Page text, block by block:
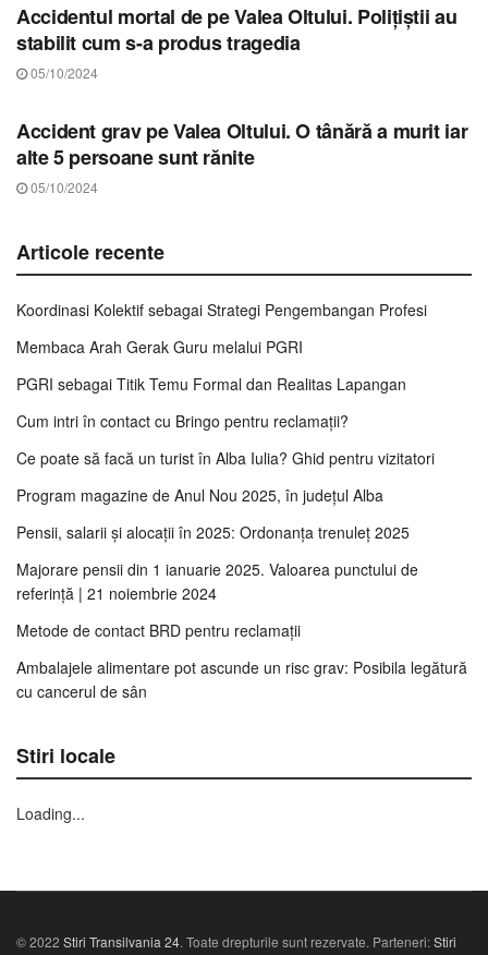
Accidentul mortal de pe Valea Oltului. Polițiștii au
stabilit cum s-a produs tragedia
05/10/2024
Accident grav pe Valea Oltului. O tânără a murit iar
alte 5 persoane sunt rănite
05/10/2024
Articole recente
Koordinasi Kolektif sebagai Strategi Pengembangan Profesi
Membaca Arah Gerak Guru melalui PGRI
PGRI sebagai Titik Temu Formal dan Realitas Lapangan
Cum intri în contact cu Bringo pentru reclamații?
Ce poate să facă un turist în Alba Iulia? Ghid pentru vizitatori
Program magazine de Anul Nou 2025, în județul Alba
Pensii, salarii și alocații în 2025: Ordonanța trenuleț 2025
Majorare pensii din 1 ianuarie 2025. Valoarea punctului de
referință | 21 noiembrie 2024
Metode de contact BRD pentru reclamații
Ambalajele alimentare pot ascunde un risc grav: Posibila legătură
cu cancerul de sân
Stiri locale
Loading...
© 2022 Stiri Transilvania 24. Toate drepturile sunt rezervate. Parteneri:Stiri